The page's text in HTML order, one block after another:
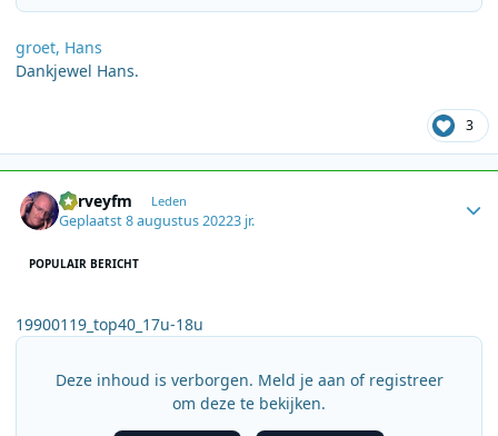
groet, Hans
Dankjewel Hans.
3
harveyfm Leden
Geplaatst8 augustus 20223 jr.
POPULAIR BERICHT
19900119_top40_17u-18u
Deze inhoud is verborgen. Meld je aan of registreer
om deze te bekijken.